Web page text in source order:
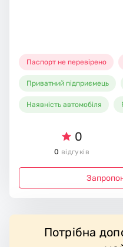
Паспорт не перевірено
Приватний підприємець
Наявність автомобіля
0
0 відгуків
Потрібна